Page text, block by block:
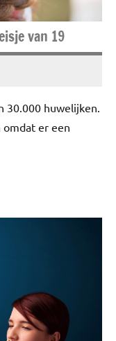
van 19
30.000 huwelijken.
er een